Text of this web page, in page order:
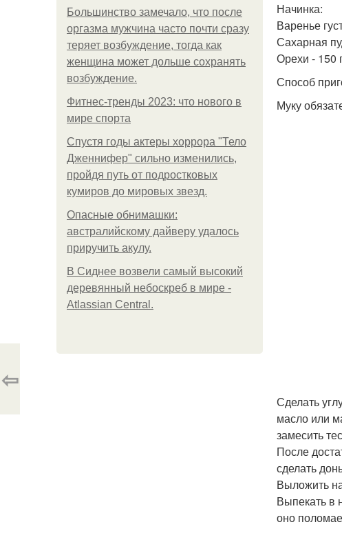
Большинство замечало, что после
оргазма мужчина часто почти сразу
теряет возбуждение, тогда как
женщина может дольше сохранять
возбуждение.
Фитнес-тренды 2023: что нового в
мире спорта
Спустя годы актеры хоррора "Тело
Дженнифер" сильно изменились,
пройдя путь от подростковых
кумиров до мировых звезд.
Опасные обнимашки:
австралийскому дайверу удалось
приручить акулу.
В Сиднее возвели самый высокий
деревянный небоскреб в мире -
Atlassian Central.
Начинка:
Варенье
Сахарная
Орехи - 150
Способ
Муку
Сделать
масло или
замесить
После
сделать
Выложить
Выпекать в
оно
⇦